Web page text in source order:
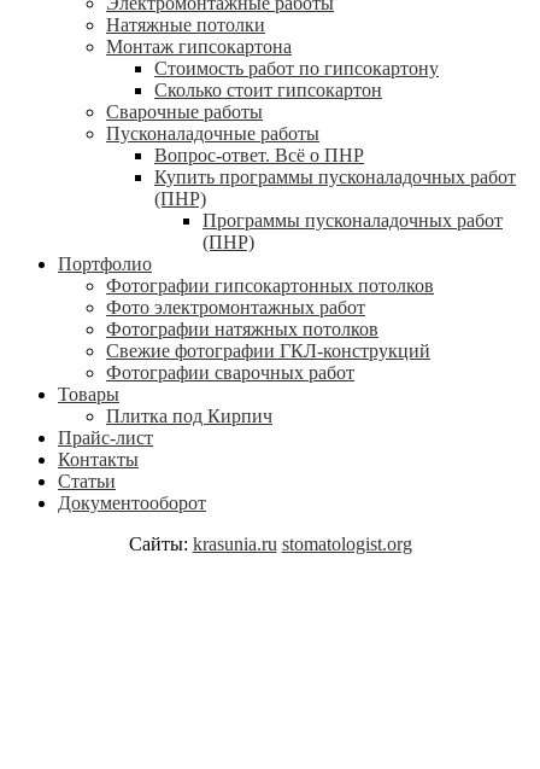
Натяжные потолки
Монтаж гипсокартона
Стоимость работ по гипсокартону
Сколько стоит гипсокартон
Сварочные работы
Пусконаладочные работы
Вопрос-ответ. Всё о ПНР
Купить программы пусконаладочных работ
(ПНР)
Программы пусконаладочных работ
(ПНР)
Портфолио
Фотографии гипсокартонных потолков
Фото электромонтажных работ
Фотографии натяжных потолков
Свежие фотографии ГКЛ-конструкций
Фотографии сварочных работ
Товары
Плитка под Кирпич
Прайс-лист
Контакты
Статьи
Документооборот
Сайты: krasunia.ru stomatologist.org